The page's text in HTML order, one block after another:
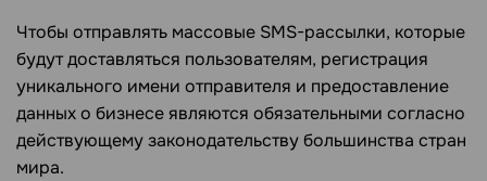
Чтобы отправлять массовые SMS-рассылки, которые
будут доставляться пользователям, регистрация
уникального имени отправителя и предоставление
данных о бизнесе являются обязательными согласно
действующему законодательству большинства стран
мира.